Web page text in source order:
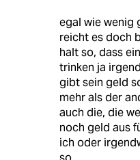
egal wie wenig
reicht es doch
halt so, dass
trinken ja
gibt sein geld
mehr als der
auch die, die
noch geld aus
ich oder